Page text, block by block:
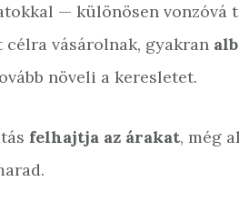
— különösen vonzóvá
célra vásárolnak, gyakran
növeli a keresletet.
felhajtja az árakat, még